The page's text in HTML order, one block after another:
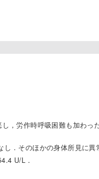
，労作時呼吸困難も加わっ
．そのほかの身体所見に異
U/L．